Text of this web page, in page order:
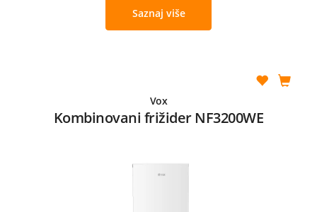
Saznaj više
Vox
Kombinovani frižider NF3200WE